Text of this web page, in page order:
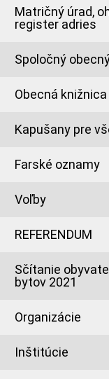
Matričný úrad,
register adries
Spoločný
Obecná knižnica
Kapušany pre
Farské oznamy
Voľby
REFERENDUM
Sčítanie
bytov 2021
Organizácie
Inštitúcie